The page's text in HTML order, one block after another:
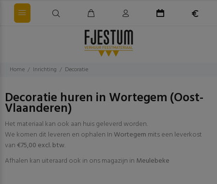
Home Inrichting Decoratie
Decoratie huren in Wortegem (Oost-
Vlaanderen)
Het materiaal kan ook aan huis geleverd worden.
We komen dit leveren en ophalen InWortegem mits een leverkost
van€75,00 excl. btw.
Afhalen kan uiteraard ook in ons magazijn in Meulebeke